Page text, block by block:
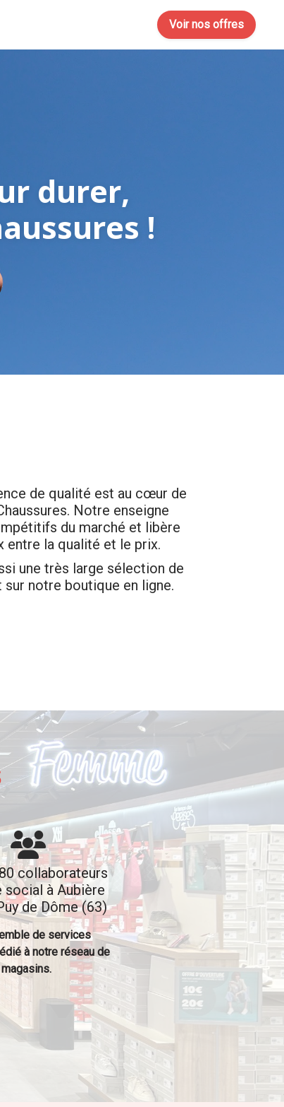
Voir nos offres
durer,
!
de qualité est au cœur de
Notre enseigne
du marché et libère
entre la qualité et le prix.
une très large sélection de
sur notre boutique en ligne.
collaborateurs
social à Aubière
de Dôme (63)
de services
à notre réseau de
magasins.